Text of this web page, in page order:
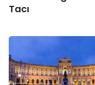
Tacı